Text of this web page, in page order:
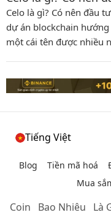
Celo là gì? Có nên đầu
dự án blockchain
một cái tên được nhiều
Tiếng Việt
Blog Tiền mã hoá
Mua
Coin Bao Nhiêu Là